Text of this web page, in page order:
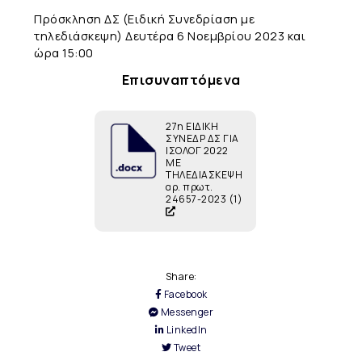
Πρόσκληση ΔΣ (Ειδική Συνεδρίαση με
τηλεδιάσκεψη) Δευτέρα 6 Νοεμβρίου 2023 και
ώρα 15:00
Επισυναπτόμενα
27η ΕΙΔΙΚΗ
ΣΥΝΕΔΡ ΔΣ ΓΙΑ
ΙΣΟΛΟΓ 2022
ΜΕ
ΤΗΛΕΔΙΑΣΚΕΨΗ
αρ. πρωτ.
24657-2023 (1)
Share:
Facebook
Messenger
LinkedIn
Tweet